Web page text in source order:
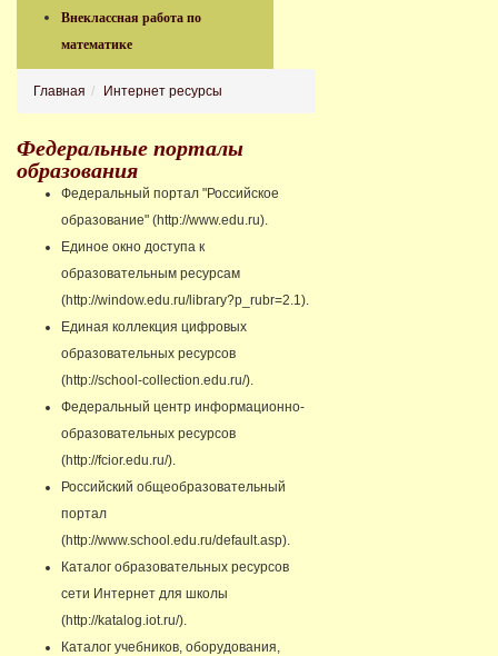
Внеклассная работа по
математике
Главная Интернет ресурсы
Федеральные порталы
образования
Федеральный портал "Российское
образование" (http://www.edu.ru).
Единое окно доступа к
образовательным ресурсам
(http://window.edu.ru/library?p_rubr=2.1).
Единая коллекция цифровых
образовательных ресурсов
(http://school-collection.edu.ru/).
Федеральный центр информационно-
образовательных ресурсов
(http://fcior.edu.ru/).
Российский общеобразовательный
портал
(http://www.school.edu.ru/default.asp).
Каталог образовательных ресурсов
сети Интернет для школы
(http://katalog.iot.ru/).
Каталог учебников, оборудования,